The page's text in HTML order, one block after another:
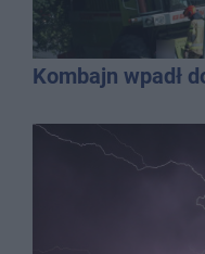
Kombajn wpadł